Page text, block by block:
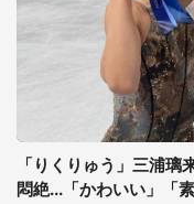
「りくりゅう」三浦
悶絶...「かわいい」「